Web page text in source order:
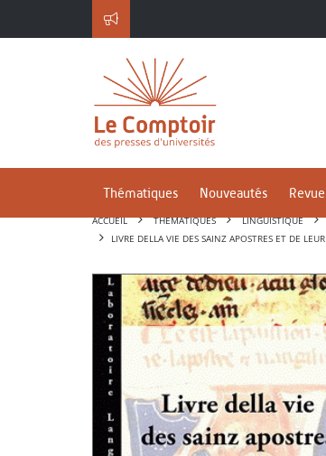
Thématiques Nouveautés
ACCUEIL THÉMATIQUES LINGUISTIQUE
LIVRE DELLA VIE DES SAINZ APOSTRES ET DE